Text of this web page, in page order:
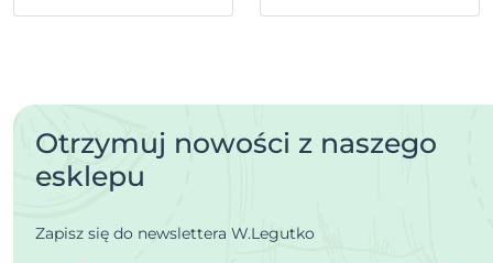
Otrzymuj nowości z naszego
esklepu
Zapisz się do newslettera W.Legutko